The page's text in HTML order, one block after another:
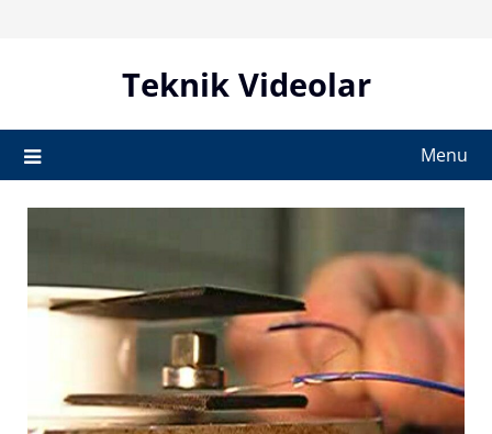
Teknik Videolar
Menu